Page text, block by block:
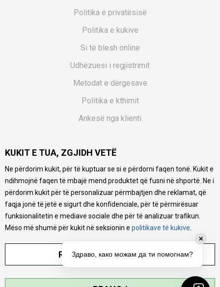
Politika e privatësisë
Politika e kukive
Si të blesh online
Udhëzuesi i regjistrimit
Metodat e dërgesave
Politika e kthimit
Ankesë nga klienti
Pyetjet më të shpeshta
Ne bëjmë çmos që të ofrojmë një përshkrim sa më të saktë
të produkteve tona, ofrojmë edhe foto e çmimin, por nuk
mund të garantojmë që informacioni është i plotë e pa
gabime. Të gjitha produktet janë pjesë e portfolios sonë, por
kjo nuk do të thotë se janë në gjendje në çdo çast.
KUKIT E TUA, ZGJIDH VETË
Ne përdorim kukit, për të kuptuar se si e përdorni faqen tonë. Kukit e
ndihmojnë faqen të mbajë mend produktet që fusni në shportë. Ne i
përdorim kukit për të personalizuar përmbajtjen dhe reklamat, që
faqja jonë të jetë e sigurt dhe konfidenciale, për të përmirësuar
funksionalitetin e mediave sociale dhe për të analizuar trafikun.
Mëso më shumë për kukit në seksionin e politikave të kukive
RREGULLO PARAMETRAT
✕
Здраво, како можам да ти помогнам?